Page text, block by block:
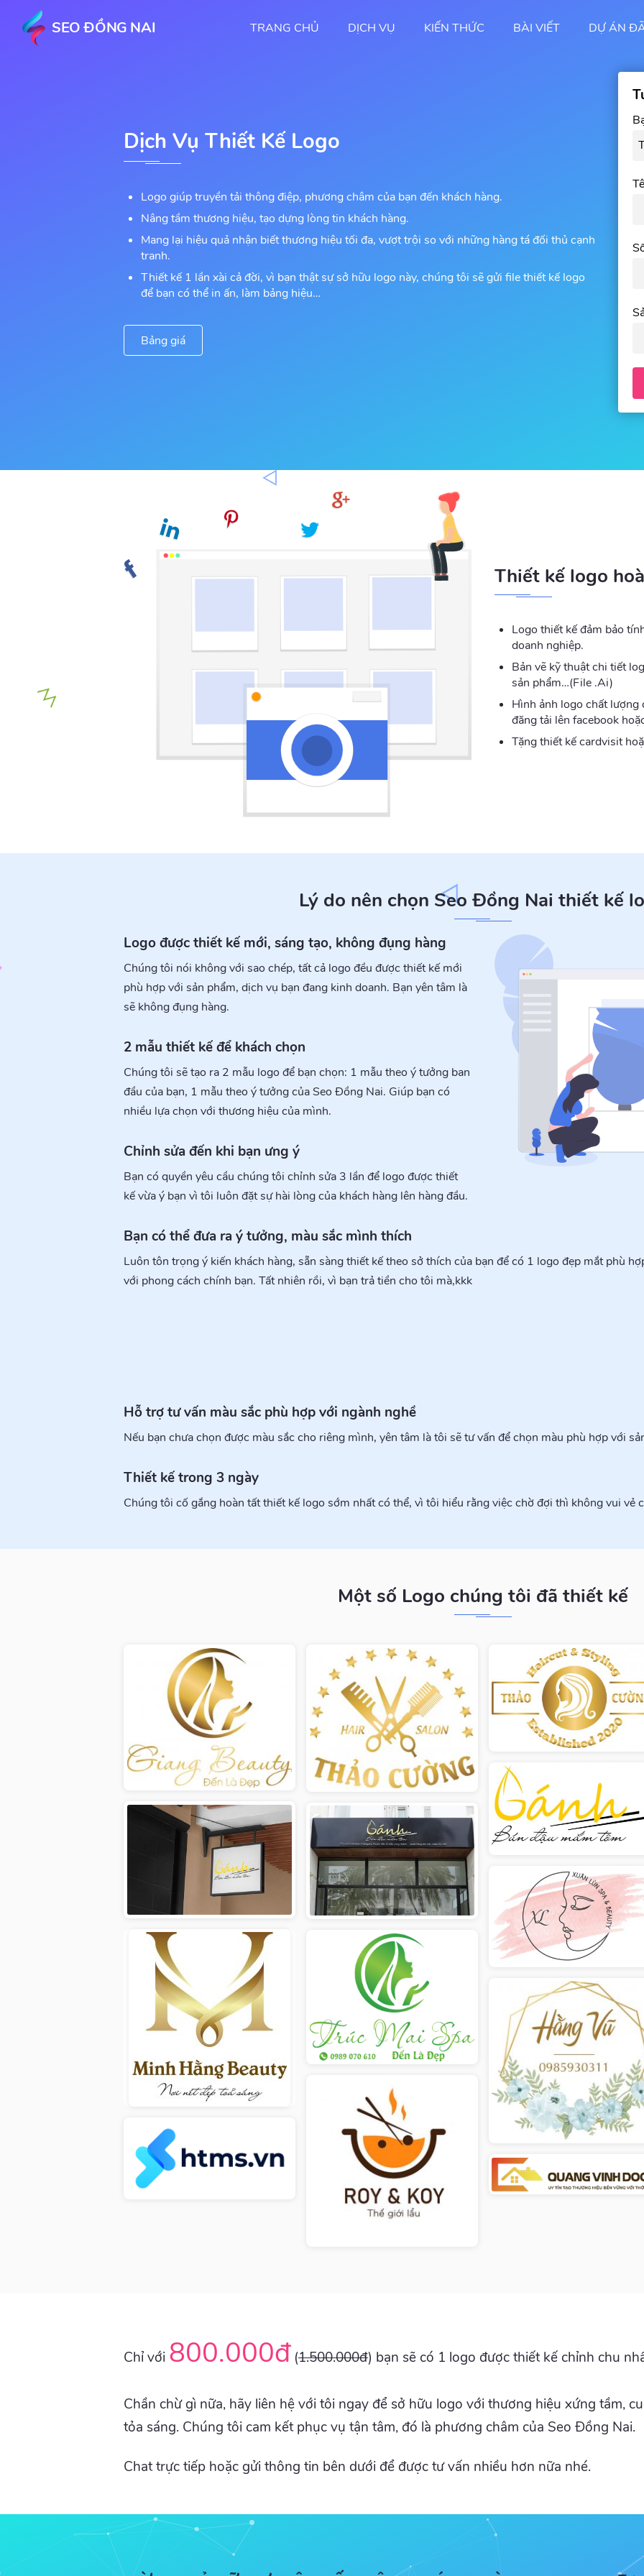
SEO ĐỒNG NAI TRANG CHỦ DỊCH VỤ KIẾN THỨC BÀI VIẾT DỰ ÁN
Dịch Vụ Thiết Kế Logo
Logo giúp truyền tải thông điệp, phương châm của bạn đến khách hàng.
Nâng tầm thương hiệu, tạo dựng lòng tin khách hàng.
Mang lại hiệu quả nhận biết thương hiệu tối đa, vượt trội so với những hàng tá đối thủ cạnh
tranh.
Thiết kế 1 lần xài cả đời, vì bạn thật sự sở hữu logo này, chúng tôi sẽ gửi file thiết kế logo
để bạn có thể in ấn, làm bảng hiệu…
Bảng giá
Thiết kế logo
Logo thiết kế đảm bảo
doanh nghiệp.
Bản vẽ kỹ thuật chi tiết
sản phẩm…(File .Ai)
Hình ảnh logo chất lượng
đăng tải lên facebook
Tặng thiết kế cardvisit
Lý do nên chọn Seo Đồng Nai thiết kế
Logo được thiết kế mới, sáng tạo, không đụng hàng
Chúng tôi nói không với sao chép, tất cả logo đều được thiết kế mới
phù hợp với sản phẩm, dịch vụ bạn đang kinh doanh. Bạn yên tâm là
sẽ không đụng hàng.
2 mẫu thiết kế để khách chọn
Chúng tôi sẽ tạo ra 2 mẫu logo để bạn chọn: 1 mẫu theo ý tưởng ban
đầu của bạn, 1 mẫu theo ý tưởng của Seo Đồng Nai. Giúp bạn có
nhiều lựa chọn với thương hiệu của mình.
Chỉnh sửa đến khi bạn ưng ý
Bạn có quyền yêu cầu chúng tôi chỉnh sửa 3 lần để logo được thiết
kế vừa ý bạn vì tôi luôn đặt sự hài lòng của khách hàng lên hàng đầu.
Bạn có thể đưa ra ý tưởng, màu sắc mình thích
Luôn tôn trọng ý kiến khách hàng, sẵn sàng thiết kế theo sở thích của bạn để có 1 logo đẹp mắt phù
với phong cách chính bạn. Tất nhiên rồi, vì bạn trả tiền cho tôi mà,kkk
Hỗ trợ tư vấn màu sắc phù hợp với ngành nghề
Nếu bạn chưa chọn được màu sắc cho riêng mình, yên tâm là tôi sẽ tư vấn để chọn màu phù hợp với
Thiết kế trong 3 ngày
Chúng tôi cố gắng hoàn tất thiết kế logo sớm nhất có thể, vì tôi hiểu rằng việc chờ đợi thì không vui vẻ
Một số Logo chúng tôi đã thiết kế
Chỉ với 800.000đ (1.500.000đ) bạn sẽ có 1 logo được thiết kế chỉnh chu
Chần chừ gì nữa, hãy liên hệ với tôi ngay để sở hữu logo với thương hiệu xứng tầm,
tỏa sáng. Chúng tôi cam kết phục vụ tận tâm, đó là phương châm của Seo Đồng Nai.
Chat trực tiếp hoặc gửi thông tin bên dưới để được tư vấn nhiều hơn nữa nhé.